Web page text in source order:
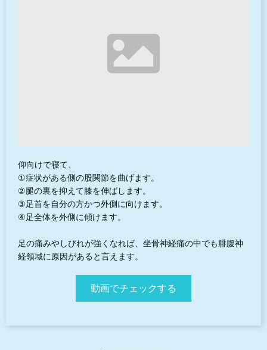
仰向けで寝て、
①症状がある側の股関節を曲げます。
②腿の裏を抑えて膝を伸ばします。
③足首を自分の方かつ外側に向けます。
④足全体を外側に傾けます。
足の痛みやしびれが強くなれば、坐骨神経痛の中でも腓腹神
経領域に原因があると言えます。
動画でチェックする